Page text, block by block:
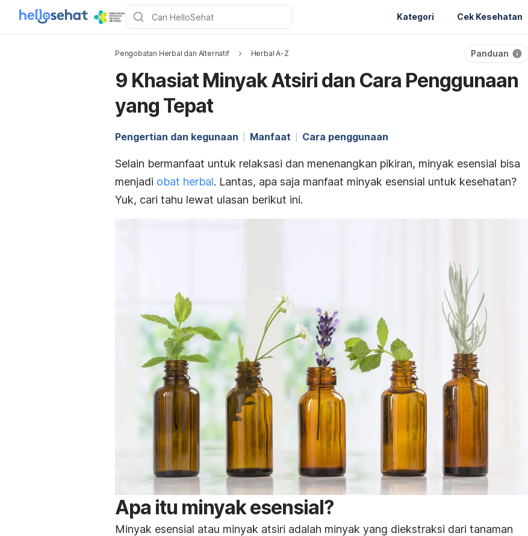
Kategori Cek Kesehatan
Pengobatan Herbal dan Alternatif Herbal A-Z Panduan
9 Khasiat Minyak Atsiri dan Cara Penggunaan
yang Tepat
Pengertian dan kegunaan Manfaat Cara penggunaan
Selain bermanfaat untuk relaksasi dan menenangkan pikiran, minyak esensial bisa
menjadi obat herbal. Lantas, apa saja manfaat minyak esensial untuk kesehatan?
Yuk, cari tahu lewat ulasan berikut ini.
Apa itu minyak esensial?
Minyak esensial atau minyak atsiri adalah minyak yang diekstraksi dari tanaman